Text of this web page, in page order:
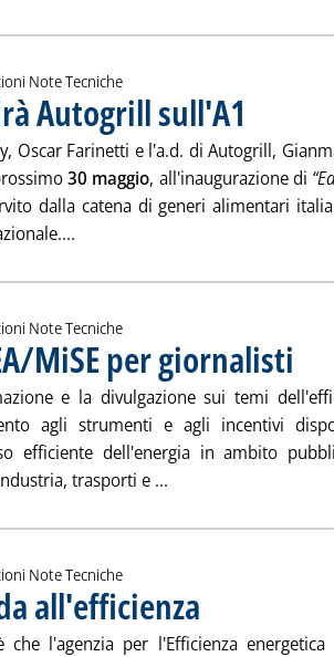
Note Tecniche
Autogrill sull'A1
Oscar Farinetti e l'a.d. di Autogrill,
30 maggio, all'inaugurazione di
dalla catena di generi alimentari
Note Tecniche
MiSE per giornalisti
e la divulgazione sui temi
agli strumenti e agli incentivi
efficiente dell'energia in ambito
trasporti e ...
Note Tecniche
all'efficienza
che l'agenzia per l'Efficienza